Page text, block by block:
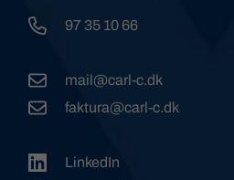
97 35 10 66
mail@carl-c.dk
faktura@carl-c.dk
LinkedIn